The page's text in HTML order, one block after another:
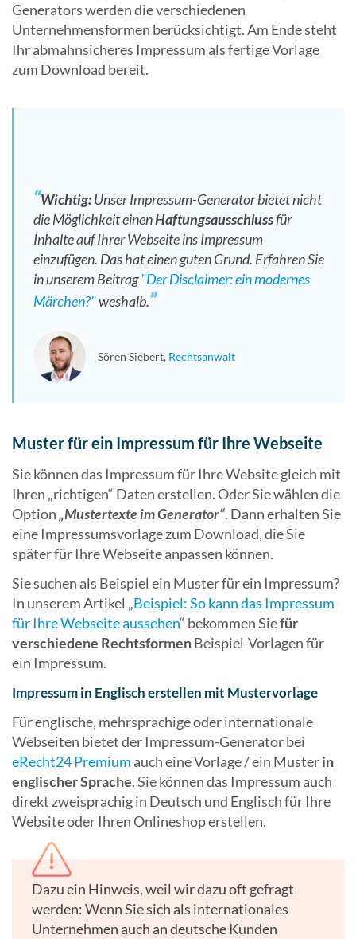
Generators werden die verschiedenen
Unternehmensformen berücksichtigt. Am Ende steht
Ihr abmahnsicheres Impressum als fertige Vorlage
zum Download bereit.
Wichtig:Unser Impressum-Generator bietet nicht
die Möglichkeit einenHaftungsausschlussfür
Inhalte auf Ihrer Webseite ins Impressum
einzufügen. Das hat einen guten Grund. Erfahren Sie
in unserem Beitrag"Der Disclaimer: ein modernes
Märchen?"weshalb.
Sören Siebert Rechtsanwalt
Muster für ein Impressum für Ihre Webseite
Sie können das Impressum für Ihre Website gleich mit
Ihren „richtigen“ Daten erstellen. Oder Sie wählen die
Option„Mustertexte im Generator“. Dann erhalten Sie
eine Impressumsvorlage zum Download, die Sie
später für Ihre Webseite anpassen können.
Sie suchen als Beispiel ein Muster für ein Impressum?
In unserem Artikel „Beispiel: So kann das Impressum
für Ihre Webseite aussehen“ bekommen Siefür
verschiedene RechtsformenBeispiel-Vorlagen für
ein Impressum.
Impressum in Englisch erstellen mit Mustervorlage
Für englische, mehrsprachige oder internationale
Webseiten bietet der Impressum-Generator bei
eRecht24 Premium auch eine Vorlage / ein Musterin
englischer Sprache. Sie können das Impressum auch
direkt zweisprachig in Deutsch und Englisch für Ihre
Website oder Ihren Onlineshop erstellen.
Dazu ein Hinweis, weil wir dazu oft gefragt
werden: Wenn Sie sich als internationales
Unternehmen auch an deutsche Kunden